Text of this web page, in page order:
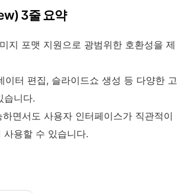
3줄 요약
지 포맷 지원으로 광범위한 호환성을 제
이터 편집, 슬라이드쇼 생성 등 다양한 고
습니다.
면서도 사용자 인터페이스가 직관적이
용할 수 있습니다.